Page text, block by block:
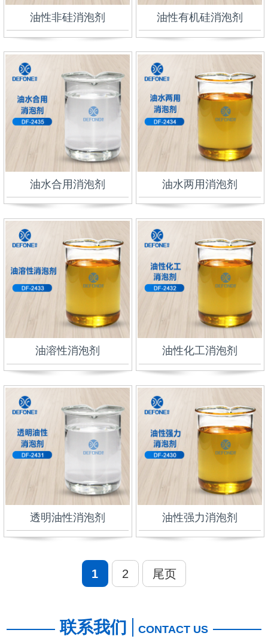
油性非硅消泡剂 油性有机硅消泡剂
油水合用消泡剂 油水两用消泡剂
油溶性消泡剂 油性化工消泡剂
透明油性消泡剂 油性强力消泡剂
1 2 尾页
联系我们 CONTACT US